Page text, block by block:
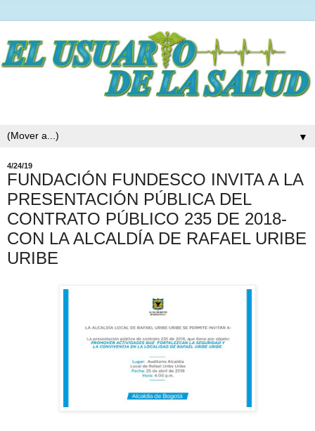
▼
4/24/19
FUNDACIÓN FUNDESCO INVITA A LA
PRESENTACIÓN PÚBLICA DEL
CONTRATO PÚBLICO 235 DE 2018-
CON LA ALCALDÍA DE RAFAEL URIBE
URIBE